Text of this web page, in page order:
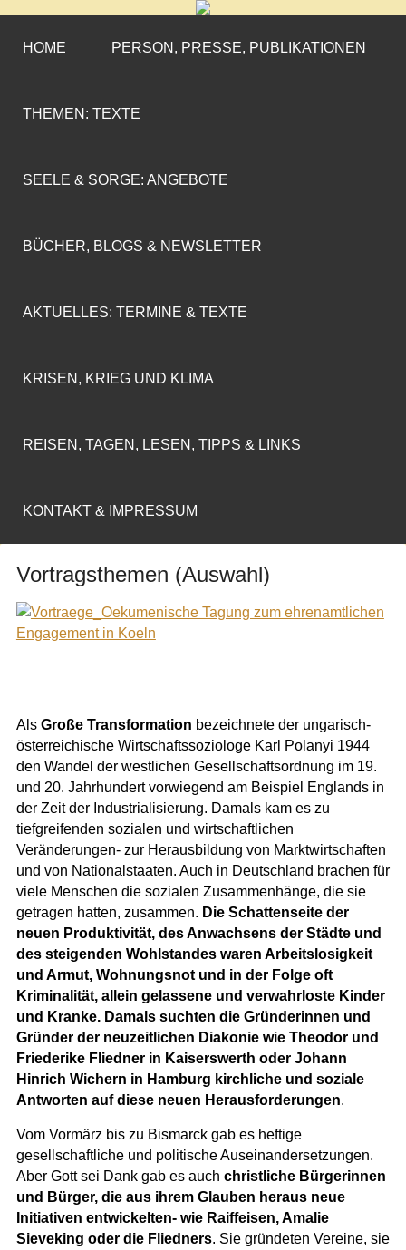
CORNELIA COENEN-
MARX
»ENGAGEMENT MIT PROFIL«
HOME PERSON, PRESSE, PUBLIKATIONEN
THEMEN: TEXTE
SEELE & SORGE: ANGEBOTE
BÜCHER, BLOGS & NEWSLETTER
AKTUELLES: TERMINE & TEXTE
KRISEN, KRIEG UND KLIMA
REISEN, TAGEN, LESEN, TIPPS & LINKS
KONTAKT & IMPRESSUM
Vortragsthemen (Auswahl)
Als Große Transformation bezeichnete der ungarisch-
österreichische Wirtschaftssoziologe Karl Polanyi 1944
den Wandel der westlichen Gesellschaftsordnung im 19.
und 20. Jahrhundert vorwiegend am Beispiel Englands in
der Zeit der Industrialisierung. Damals kam es zu
tiefgreifenden sozialen und wirtschaftlichen
Veränderungen- zur Herausbildung von Marktwirtschaften
und von Nationalstaaten. Auch in Deutschland brachen für
viele Menschen die sozialen Zusammenhänge, die sie
getragen hatten, zusammen. Die Schattenseite der
neuen Produktivität, des Anwachsens der Städte und
des steigenden Wohlstandes waren Arbeitslosigkeit
und Armut, Wohnungsnot und in der Folge oft
Kriminalität, allein gelassene und verwahrloste Kinder
und Kranke. Damals suchten die Gründerinnen und
Gründer der neuzeitlichen Diakonie wie Theodor und
Friederike Fliedner in Kaiserswerth oder Johann
Hinrich Wichern in Hamburg kirchliche und soziale
Antworten auf diese neuen Herausforderungen.
Vom Vormärz bis zu Bismarck gab es heftige
gesellschaftliche und politische Auseinandersetzungen.
Aber Gott sei Dank gab es auch christliche Bürgerinnen
und Bürger, die aus ihrem Glauben heraus neue
Initiativen entwickelten- wie Raiffeisen, Amalie
Sieveking oder die Fliedners. Sie gründeten Vereine, sie